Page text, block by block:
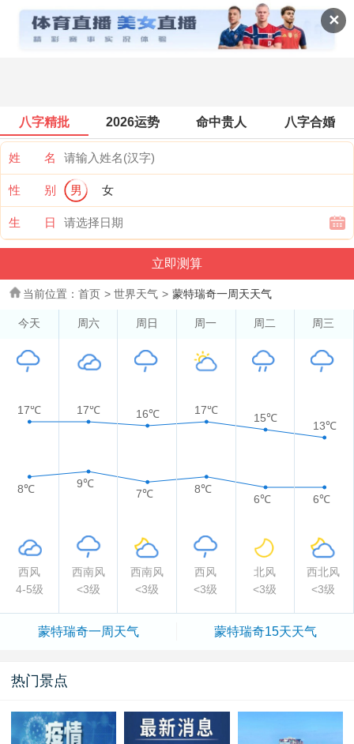
✕
世界天气
八字精批 2026运势 命中贵人 八字合婚
姓 名
性 别 男 女
生 日
当前位置： 首页 > 世界天气 > 蒙特瑞奇一周天天气
今天 周六 周日 周一 周二 周三
17℃ 17℃ 16℃ 17℃
15℃
13℃
8℃ 9℃
7℃ 8℃
6℃ 6℃
西风 西南风 西南风 西风 北风
西北风
4-5级
<3级 <3级 <3级 <3级 <3级
蒙特瑞奇一周天气 蒙特瑞奇15天天气
热门景点